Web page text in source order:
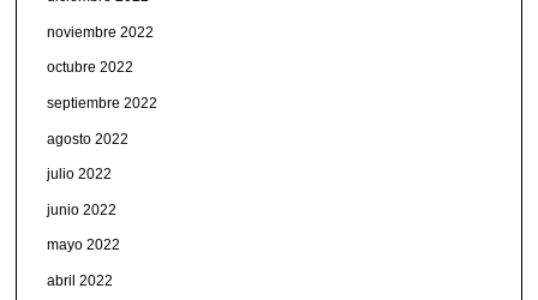
noviembre 2022
octubre 2022
septiembre 2022
agosto 2022
julio 2022
junio 2022
mayo 2022
abril 2022